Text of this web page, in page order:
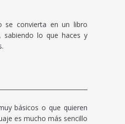
se convierta en un libro
sabiendo lo que haces y
básicos o que quieren
es mucho más sencillo